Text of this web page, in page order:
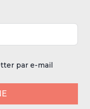
par e-mail